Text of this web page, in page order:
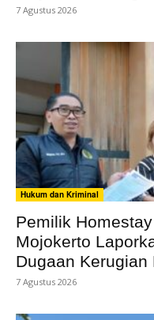
7 Agustus 2026
Hukum dan Kriminal
Pemilik
Mojokerto
Dugaan Kerugian
7 Agustus 2026